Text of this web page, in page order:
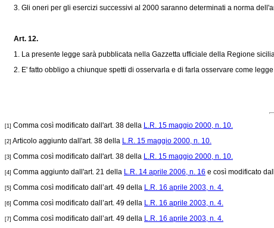
3. Gli oneri per gli esercizi successivi al 2000 saranno determinati a norma
Art. 12.
1. La presente legge sarà pubblicata nella Gazzetta ufficiale della Regione
2. E' fatto obbligo a chiunque spetti di osservarla e di farla osservare come
[1] Comma così modificato dall'art. 38 della L.R. 15 maggio 2000, n. 10.
[2] Articolo aggiunto dall'art. 38 della L.R. 15 maggio 2000, n. 10.
[3] Comma così modificato dall'art. 38 della L.R. 15 maggio 2000, n. 10.
[4] Comma aggiunto dall'art. 21 della L.R. 14 aprile 2006, n. 16 e così modificato
[5] Comma così modificato dall’art. 49 della L.R. 16 aprile 2003, n. 4.
[6] Comma così modificato dall’art. 49 della L.R. 16 aprile 2003, n. 4.
[7] Comma così modificato dall’art. 49 della L.R. 16 aprile 2003, n. 4.